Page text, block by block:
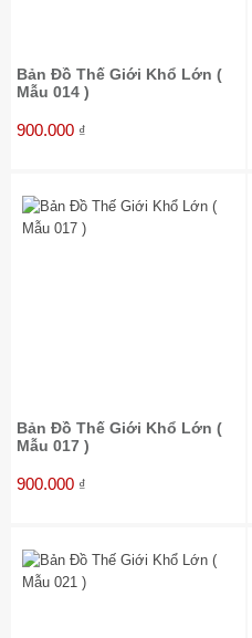
Bản Đồ Thế Giới Khổ Lớn (
Mẫu 014 )
900.000 ₫
Bản Đồ Thế Giới Khổ Lớn (
Mẫu 017 )
900.000 ₫